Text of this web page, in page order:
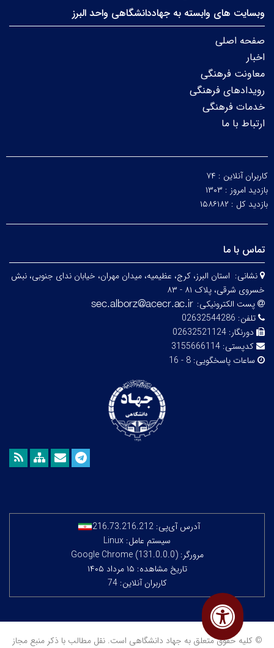
وبسایت های وابسته به جهاددانشگاهی واحد البرز
صفحه اصلی
اخبار
معاونت فرهنگی
رویدادهای فرهنگی
خدمات فرهنگی
ارتباط با ما
کاربران آنلاین : ۷۴
بازدید امروز : ۱۳۰۳
بازدید کل : ۱۵۸۶۱۸۲
تماس با ما
نشانی: استان البرز، کرج، عظیمیه، میدان مهران، خیابان ندای جنوبی، نبش
خسروی شرقی، پلاک ۸۱ - ۸۳
پست الکترونیکی:
تلفن: 02632544286
دورنگار: 02632521124
کدپستی: 3155666114
ساعات پاسخگویی: 8 - 16
آدرس آی‌پی: 216.73.216.212
سیستم عامل: Linux
مرورگر: Google Chrome (131.0.0.0)
تاریخ مشاهده: ۱۵ مرداد ۱۴۰۵
کاربران آنلاین: 74
© کلیه حقوق متعلق به جهاد دانشگاهی است. نقل مطالب با ذکر منبع مجاز